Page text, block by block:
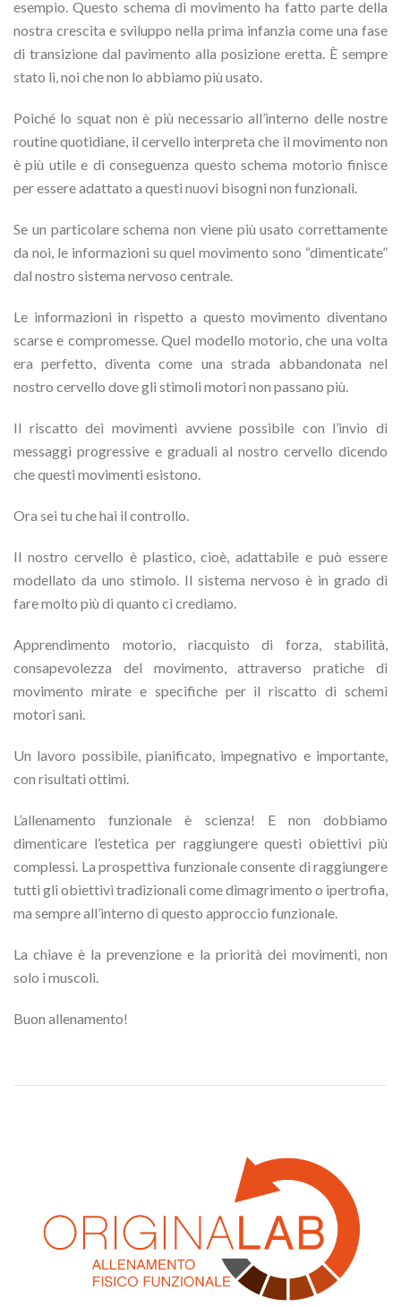
esempio. Questo schema di movimento ha fatto parte della
nostra crescita e sviluppo nella prima infanzia come una fase
di transizione dal pavimento alla posizione eretta. È sempre
stato lì, noi che non lo abbiamo più usato.
Poiché lo squat non è più necessario all’interno delle nostre
routine quotidiane, il cervello interpreta che il movimento non
è più utile e di conseguenza questo schema motorio finisce
per essere adattato a questi nuovi bisogni non funzionali.
Se un particolare schema non viene più usato correttamente
da noi, le informazioni su quel movimento sono “dimenticate”
dal nostro sistema nervoso centrale.
Le informazioni in rispetto a questo movimento diventano
scarse e compromesse. Quel modello motorio, che una volta
era perfetto, diventa come una strada abbandonata nel
nostro cervello dove gli stimoli motori non passano più.
Il riscatto dei movimenti avviene possibile con l’invio di
messaggi progressive e graduali al nostro cervello dicendo
che questi movimenti esistono.
Ora sei tu che hai il controllo.
Il nostro cervello è plastico, cioè, adattabile e può essere
modellato da uno stimolo. Il sistema nervoso è in grado di
fare molto più di quanto ci crediamo.
Apprendimento motorio, riacquisto di forza, stabilità,
consapevolezza del movimento, attraverso pratiche di
movimento mirate e specifiche per il riscatto di schemi
motori sani.
Un lavoro possibile, pianificato, impegnativo e importante,
con risultati ottimi.
L’allenamento funzionale è scienza! E non dobbiamo
dimenticare l’estetica per raggiungere questi obiettivi più
complessi. La prospettiva funzionale consente di raggiungere
tutti gli obiettivi tradizionali come dimagrimento o ipertrofia,
ma sempre all’interno di questo approccio funzionale.
La chiave è la prevenzione e la priorità dei movimenti, non
solo i muscoli.
Buon allenamento!